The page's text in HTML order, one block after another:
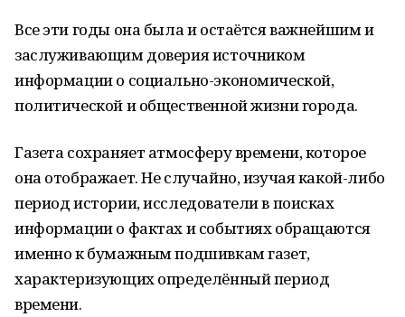
Все эти годы она была и остаётся важнейшим и
заслуживающим доверия источником
информации о социально-экономической,
политической и общественной жизни города.
Газета сохраняет атмосферу времени, которое
она отображает. Не случайно, изучая какой-либо
период истории, исследователи в поисках
информации о фактах и событиях обращаются
именно к бумажным подшивкам газет,
характеризующих определённый период
времени.